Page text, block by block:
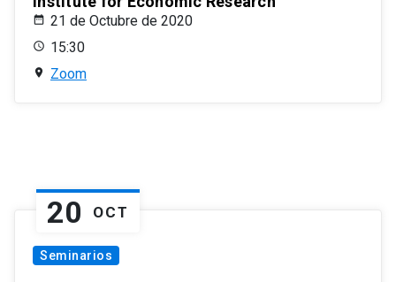
21 de Octubre de 2020
15:30
Zoom
20 OCT
Seminarios